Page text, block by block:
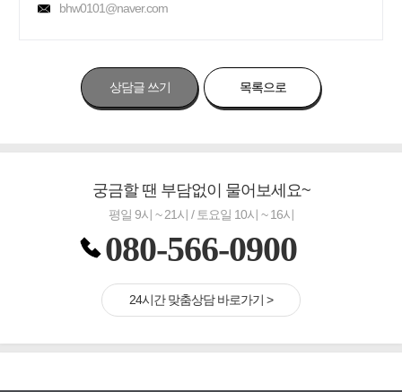
bhw0101@naver.com
상담글 쓰기 목록으로
궁금할 땐 부담없이 물어보세요~
평일 9시 ~ 21시 / 토요일 10시 ~ 16시
080-566-0900
24시간 맞춤상담 바로가기 >